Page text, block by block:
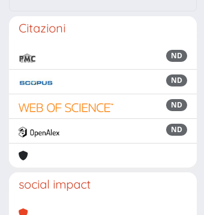
Citazioni
ND
ND
ND
ND
social impact